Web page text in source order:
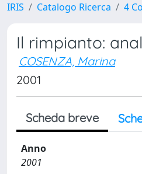
IRIS Catalogo Ricerca 4
Il rimpianto:
COSENZA, Marina
2001
Scheda breve
Anno
2001